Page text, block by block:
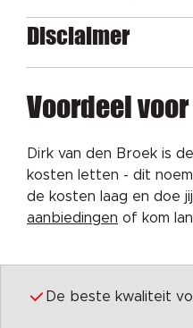
Disclaimer
Voordeel
Dirk van den Broek is
kosten letten - dit
de kosten laag en doe
aanbiedingen of kom
De beste kwaliteit